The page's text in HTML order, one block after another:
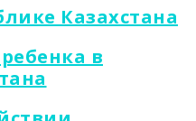
Казахстана
в